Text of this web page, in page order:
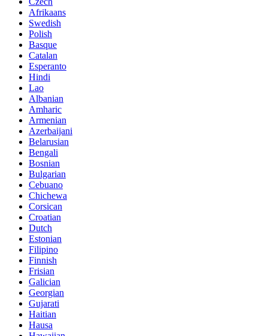
Afrikaans
Swedish
Polish
Basque
Catalan
Esperanto
Hindi
Lao
Albanian
Amharic
Armenian
Azerbaijani
Belarusian
Bengali
Bosnian
Bulgarian
Cebuano
Chichewa
Corsican
Croatian
Dutch
Estonian
Filipino
Finnish
Frisian
Galician
Georgian
Gujarati
Haitian
Hausa